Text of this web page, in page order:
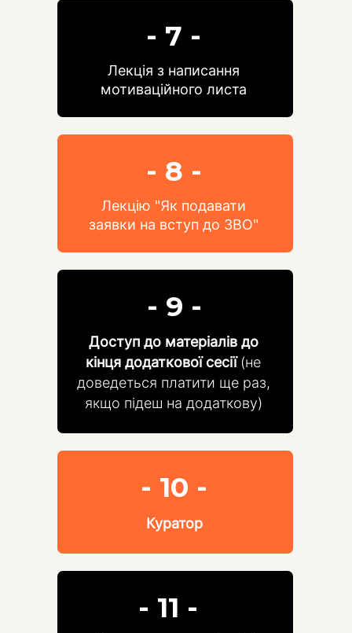
Лекцію "Як подавати
заявки на вступ до ЗВО"
- 8 -
Доступ до матеріалів до
кінця додаткової сесії (не
доведеться платити ще раз,
якщо підеш на додаткову)
- 9 -
Лекція з написання
мотиваційного листа
- 7 -
- 11 -
Куратор
- 10 -